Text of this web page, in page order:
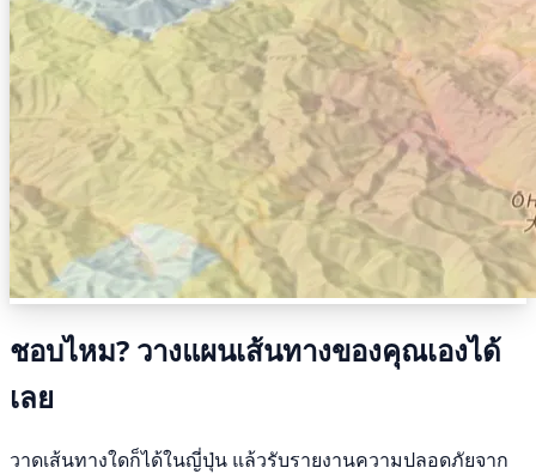
ชอบไหม? วางแผนเส้นทางของคุณเองได้
เลย
วาดเส้นทางใดก็ได้ในญี่ปุ่น แล้วรับรายงานความปลอดภัยจาก